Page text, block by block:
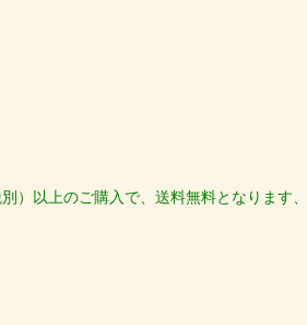
）以上のご購入で、送料無料となりま